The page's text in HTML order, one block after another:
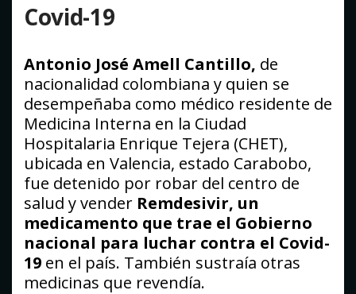
Covid-19
Antonio José Amell Cantillo, de
nacionalidad colombiana y quien se
desempeñaba como médico residente de
Medicina Interna en la Ciudad
Hospitalaria Enrique Tejera (CHET),
ubicada en Valencia, estado Carabobo,
fue detenido por robar del centro de
salud y vender Remdesivir, un
medicamento que trae el Gobierno
nacional para luchar contra el Covid-
19 en el país. También sustraía otras
medicinas que revendía.